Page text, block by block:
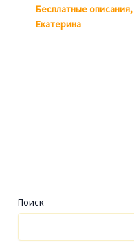
Бесплатные описания,
Екатерина
Поиск